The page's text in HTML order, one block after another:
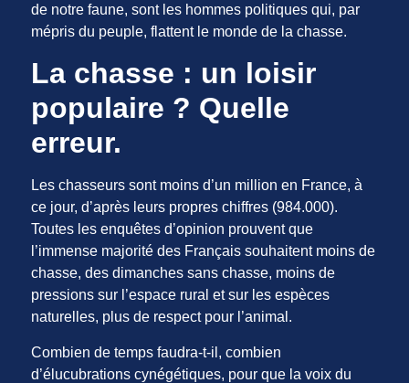
de notre faune, sont les hommes politiques qui, par
mépris du peuple, flattent le monde de la chasse.
La chasse : un loisir
populaire ? Quelle
erreur.
Les chasseurs sont moins d’un million en France, à
ce jour, d’après leurs propres chiffres (984.000).
Toutes les enquêtes d’opinion prouvent que
l’immense majorité des Français souhaitent moins de
chasse, des dimanches sans chasse, moins de
pressions sur l’espace rural et sur les espèces
naturelles, plus de respect pour l’animal.
Combien de temps faudra-t-il, combien
d’élucubrations cynégétiques, pour que la voix du